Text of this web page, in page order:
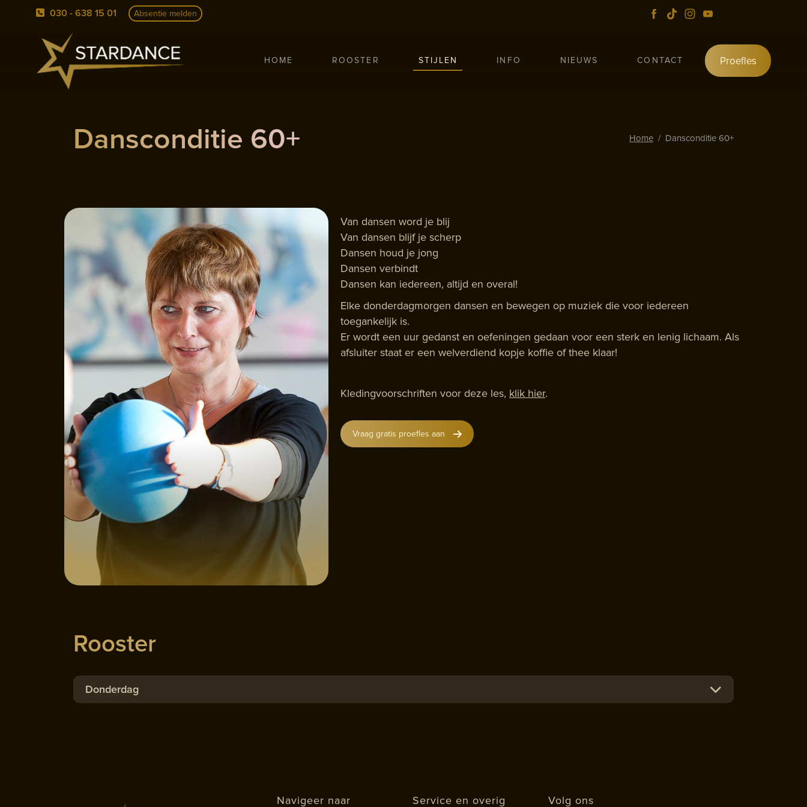
030 - 638 15 01 Absentie melden
HOME ROOSTER STIJLEN INFO NIEUWS CONTACT Proefles
Dansconditie 60+ Home / Dansconditie 60+
Van dansen word je blij
Van dansen blijf je scherp
Dansen houd je jong
Dansen verbindt
Dansen kan iedereen, altijd en overal!
Elke donderdagmorgen dansen en bewegen op muziek die voor iedereen
toegankelijk is.
Er wordt een uur gedanst en oefeningen gedaan voor een sterk en lenig lichaam. Als
afsluiter staat er een welverdiend kopje koffie of thee klaar!
Kledingvoorschriften voor deze les, klik hier.
Vraag gratis proefles aan
Rooster
Donderdag
Navigeer naar Service en overig Volg ons